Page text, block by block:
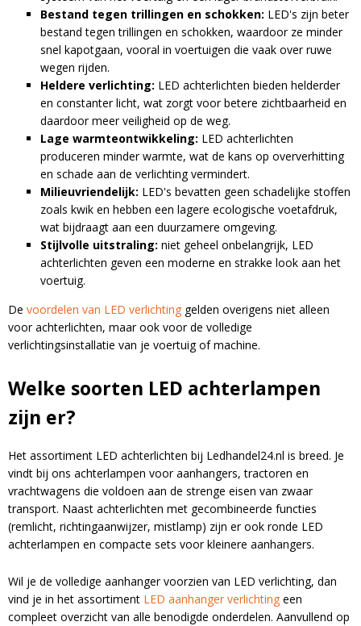
Bestand tegen trillingen en schokken: LED's zijn beter
bestand tegen trillingen en schokken, waardoor ze minder
snel kapotgaan, vooral in voertuigen die vaak over ruwe
wegen rijden.
Heldere verlichting: LED achterlichten bieden helderder
en constanter licht, wat zorgt voor betere zichtbaarheid en
daardoor meer veiligheid op de weg.
Lage warmteontwikkeling: LED achterlichten
produceren minder warmte, wat de kans op oververhitting
en schade aan de verlichting vermindert.
Milieuvriendelijk: LED's bevatten geen schadelijke stoffen
zoals kwik en hebben een lagere ecologische voetafdruk,
wat bijdraagt aan een duurzamere omgeving.
Stijlvolle uitstraling: niet geheel onbelangrijk, LED
achterlichten geven een moderne en strakke look aan het
voertuig.
De voordelen van LED verlichting gelden overigens niet alleen
voor achterlichten, maar ook voor de volledige
verlichtingsinstallatie van je voertuig of machine.
Welke soorten LED achterlampen
zijn er?
Het assortiment LED achterlichten bij Ledhandel24.nl is breed. Je
vindt bij ons achterlampen voor aanhangers, tractoren en
vrachtwagens die voldoen aan de strenge eisen van zwaar
transport. Naast achterlichten met gecombineerde functies
(remlicht, richtingaanwijzer, mistlamp) zijn er ook ronde LED
achterlampen en compacte sets voor kleinere aanhangers.
Wil je de volledige aanhanger voorzien van LED verlichting, dan
vind je in het assortiment LED aanhanger verlichting een
compleet overzicht van alle benodigde onderdelen. Aanvullend op